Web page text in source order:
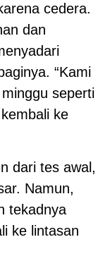
cedera.
dan
“Kami
seperti
ke
dari tes awal,
Namun,
tekadnya
ke lintasan